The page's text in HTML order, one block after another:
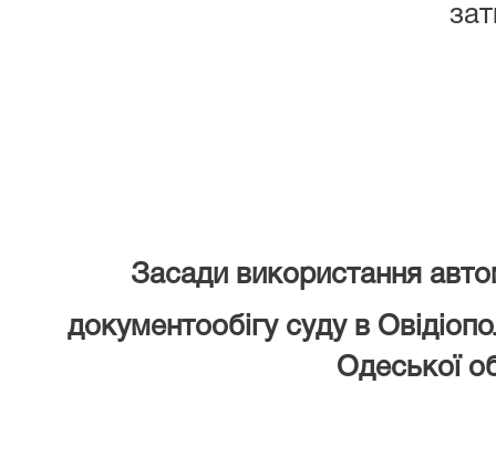
Засади використання
документообігу суду в
Одеської